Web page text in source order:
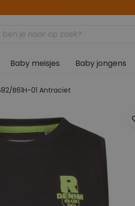
Baby meisjes Baby jongens
B61H-01 Antraciet